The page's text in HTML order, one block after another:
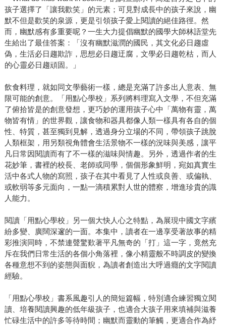
孩子選擇了「讓我歡笑」的元素；可見對成長中的孩子來說，幽
默不但是歡笑的泉源，更是引領孩子愛上閱讀的絕佳路徑。然
而，幽默感有多重要呢？一生大力提倡幽默的國學大師林語堂先
生給出了最佳答案：「沒有幽默滋潤的國民，其文化必日趨虛
偽，生活必日趨欺詐，思想必日趨迂腐，文學必日趨乾枯，而人
的心靈必日趨頑固。」
飲食料理，就如同文學藝術一樣，總是充滿了許多出人意表、無
限可能的創意。「用點心學校」系列將料理寫入文學，不但充滿
了俯拾皆是的創意發想，更巧妙的運用孩子心中「萬物有靈，萬
物皆有情」的世界觀，讓食物和器具都像人類一樣具有各自的個
性、特質，甚至獨到見解，透過身分立場的不同，帶領孩子跳脫
人類框架，用另類視角體會生活景物不一樣的況味與美感，讓平
凡日常因閱讀而有了不一樣的滋味與情趣。另外，透過作者的生
花妙筆，書裡的校長、老師或同學，個個形象鮮明，宛如真實生
活中各式人物的寫照，孩子在其中看見了人性或良善、或偏執、
或軟弱等多元面向，一點一滴積累對人世的體察，增進珍貴的識
人能力。
閱讀「用點心學校」另一個大快人心之特點，為展現中國文字繽
紛多變、廣闊深邃的一面。本集中，讀者在一邊享受著故事的精
彩推演同時，不禁連聲驚歎著平凡無奇的「打」這一字，竟然充
斥在我們日常生活的各個小角落裡，像小精靈般不時調皮的變換
各種意想不到的姿態與面貎，為讀者創造出大呼過癮的文字閱讀
經驗。
「用點心學校」書系風趣引人的簡短篇幅，特別適合練習獨立閱
讀、培養閱讀興趣的低年級孩子，也適合大孩子用來填補與滋養
忙碌生活中的許多等待時間；幽默而靈動的筆觸，更適合作為紓